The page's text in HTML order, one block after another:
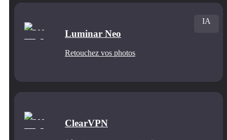
Luminar Neo
Retouchez vos photos
IA
ClearVPN